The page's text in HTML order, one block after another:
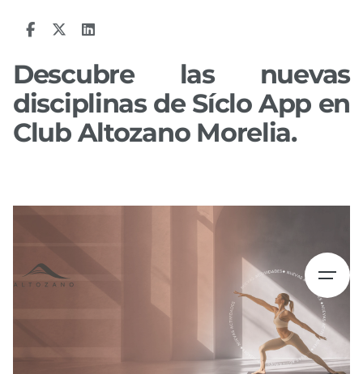
content
Descubre las nuevas
disciplinas de Síclo App en
Club Altozano Morelia.